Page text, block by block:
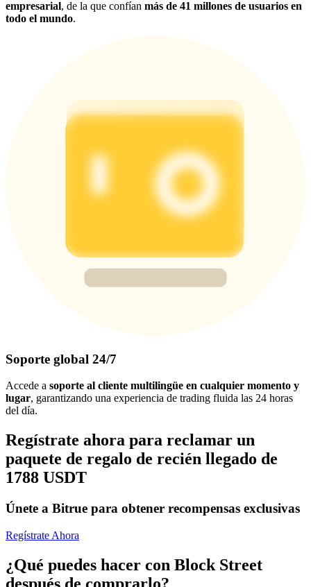
empresarial, de la que confían más de 41 millones de usuarios en
todo el mundo.
Soporte global 24/7
Accede a soporte al cliente multilingüe en cualquier momento y
lugar, garantizando una experiencia de trading fluida las 24 horas
del día.
Regístrate ahora para reclamar un
paquete de regalo de recién llegado de
1788 USDT
Únete a Bitrue para obtener recompensas exclusivas
Regístrate Ahora
¿Qué puedes hacer con Block Street